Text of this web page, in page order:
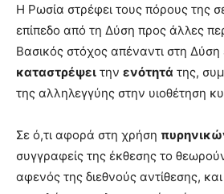
Η Ρωσία στρέφει τους πόρους της
επίπεδο από τη Δύση προς άλλες
Βασικός στόχος απέναντι στη Δύση
καταστρέψει την ενότητά της,
της αλληλεγγύης στην υιοθέτηση
Σε ό,τι αφορά στη χρήση
συγγραφείς της έκθεσης το
αφενός της διεθνούς αντίθεσης,